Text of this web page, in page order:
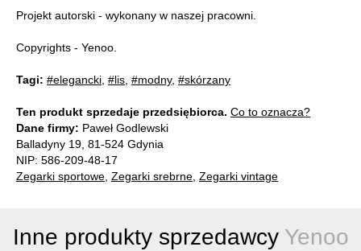
Projekt autorski - wykonany w naszej pracowni.
Copyrights - Yenoo.
Tagi: #elegancki #lis #modny, #skórzany
Ten produkt sprzedaje przedsiębiorca. Co to oznacza?
Dane firmy: Paweł Godlewski
Balladyny 19, 81-524 Gdynia
NIP: 586-209-48-17
Zegarki sportowe Zegarki srebrne Zegarki vintage
Inne produkty sprzedawcy Yenoo